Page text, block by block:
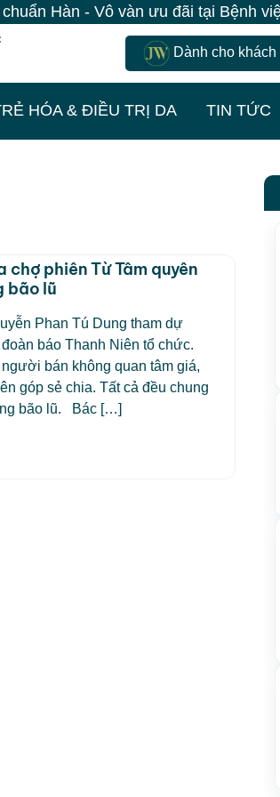
Hàn - Vô vàn ưu đãi tại Bệnh
Dành cho khách
HÓA & ĐIỀU TRỊ DA TIN TỨC
chợ phiên Từ Tâm quyên
bão lũ
Phan Tú Dung tham dự
báo Thanh Niên tổ chức.
bán không quan tâm giá,
góp sẻ chia. Tất cả đều chung
bão lũ. Bác […]